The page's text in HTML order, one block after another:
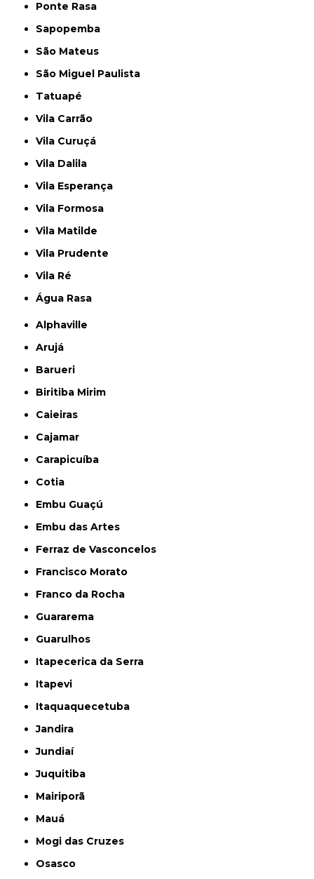
Ponte Rasa
Sapopemba
São Mateus
São Miguel Paulista
Tatuapé
Vila Carrão
Vila Curuçá
Vila Dalila
Vila Esperança
Vila Formosa
Vila Matilde
Vila Prudente
Vila Ré
Água Rasa
Alphaville
Arujá
Barueri
Biritiba Mirim
Caieiras
Cajamar
Carapicuíba
Cotia
Embu Guaçú
Embu das Artes
Ferraz de Vasconcelos
Francisco Morato
Franco da Rocha
Guararema
Guarulhos
Itapecerica da Serra
Itapevi
Itaquaquecetuba
Jandira
Jundiaí
Juquitiba
Mairiporã
Mauá
Mogi das Cruzes
Osasco